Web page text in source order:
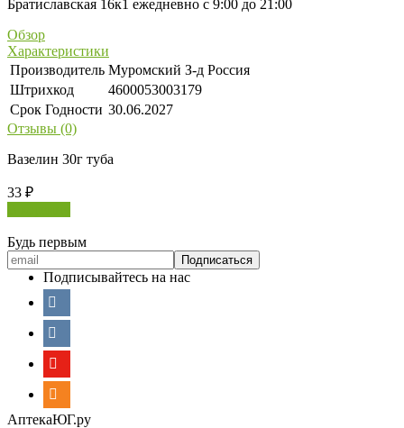
Братиславская 16к1 ежедневно с 9:00 до 21:00
Обзор
Характеристики
Производитель Муромский З-д Россия
Штрихкод
4600053003179
Срок Годности 30.06.2027
Отзывы (0)
Вазелин 30г туба
33 ₽
Будь первым
Подписывайтесь на нас
АптекаЮГ.ру